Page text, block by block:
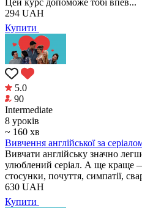
Цей курс допоможе тобі впев...
294 UAH
Купити
5.0
90
Intermediate
8 уроків
~ 160 хв
Вивчення англійської за
Вивчати англійську значно
улюблений серіал. А ще краще
стосунки, почуття, симпатії,
630 UAH
Купити